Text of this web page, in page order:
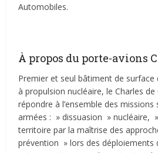
Automobiles.
À propos du porte-avions
Premier et seul bâtiment de surface
à propulsion nucléaire, le Charles
répondre à l’ensemble des missions
armées : » dissuasion » nucléaire,
territoire par la maîtrise des
prévention » lors des déploiements